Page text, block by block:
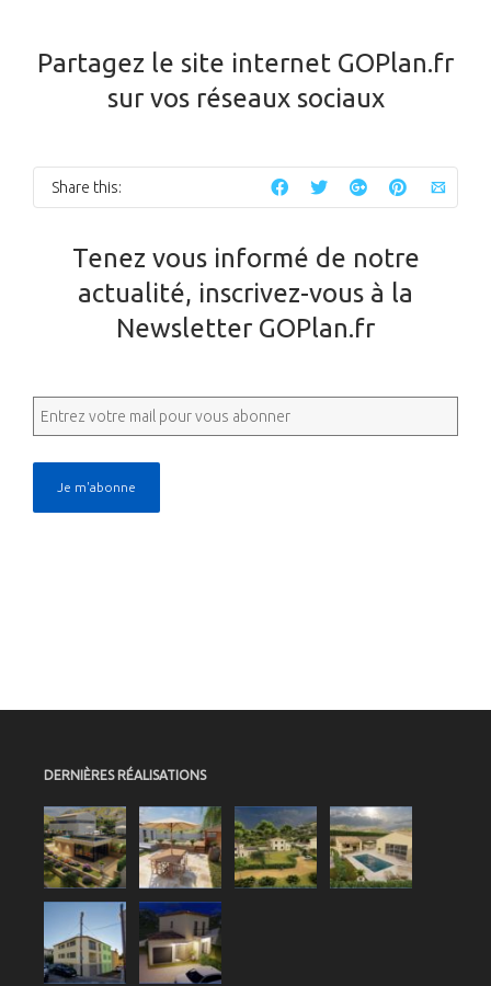
Partagez le site internet GOPlan.fr
sur vos réseaux sociaux
Share this:
Tenez vous informé de notre
actualité, inscrivez-vous à la
Newsletter GOPlan.fr
DERNIÈRES RÉALISATIONS